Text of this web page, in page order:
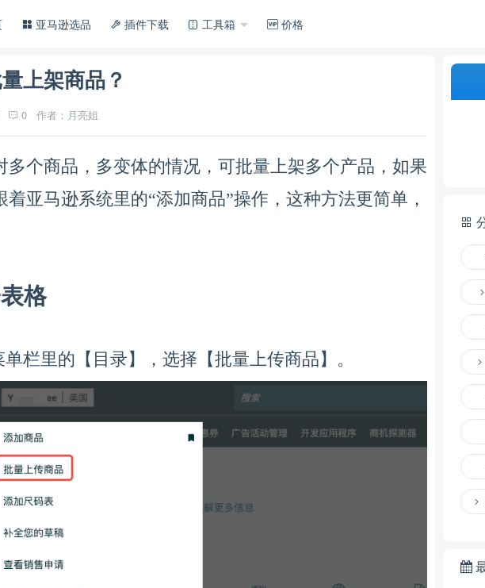
亚马逊选品 插件下载 工具箱 价格
上架商品？
0 作者：月亮姐
多个商品 ， 多变体的情况 ， 可批量上架多个产品 ， 如果
着亚马逊系统里的“添加商品”操作 ， 这种方法更简单 ，
格
单栏里的 【 目录】， 选择 【批量上传商品】。